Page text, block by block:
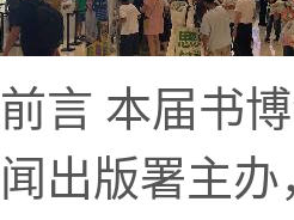
前言 本届书
闻出版署主